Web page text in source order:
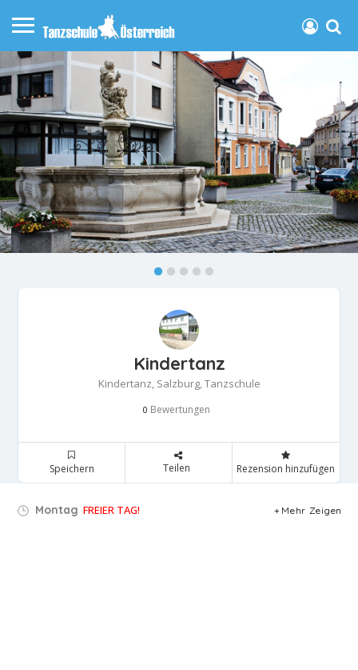
Kindertanz
Kindertanz, Salzburg, Tanzschule
0 Bewertungen
Speichern Teilen Rezension hinzufügen
Montag FREIER TAG! Mehr Zeigen